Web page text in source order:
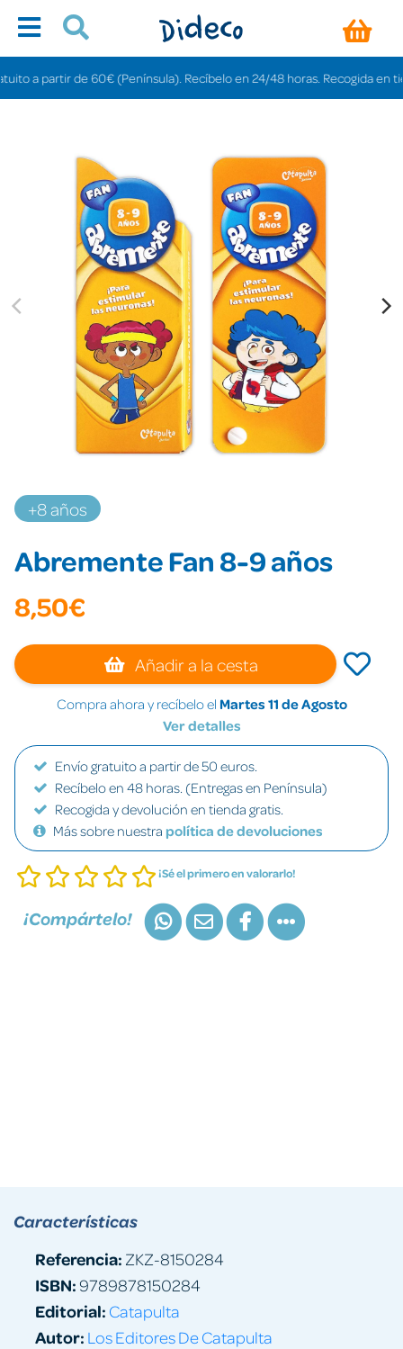
a partir de 60€ (Península). Recíbelo en 24/48 horas. Recogida en
+8 años
Abremente Fan 8-9 años
8,50€
Añadir a la cesta
Compra ahora y recíbelo el Martes 11 de Agosto
Ver detalles
Envío gratuito a partir de 50 euros.
Recíbelo en 48 horas. (Entregas en Península)
Recogida y devolución en tienda gratis.
Más sobre nuestra política de devoluciones
¡Sé el primero en valorarlo!
¡Compártelo!
Características
Referencia: ZKZ-8150284
ISBN:9789878150284
Editorial: Catapulta
Autor: Los Editores De Catapulta